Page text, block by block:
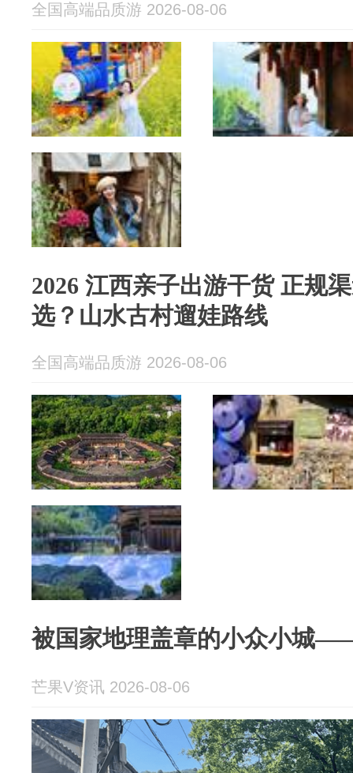
全国高端品质游 2026-08-06
2026 江西亲子出游干货 正规
选？山水古村遛娃路线
全国高端品质游 2026-08-06
被国家地理盖章的小众小城
芒果V资讯 2026-08-06